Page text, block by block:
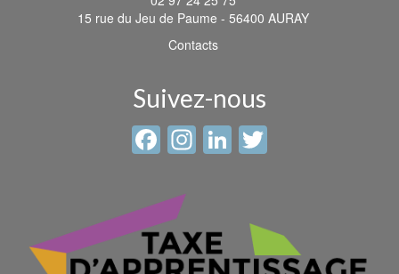
15 rue du Jeu de Paume - 56400 AURAY
Contacts
Suivez-nous
Facebook
Instagram
LinkedIn